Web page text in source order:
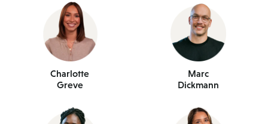
Charlotte
Greve
Marc
Dickmann